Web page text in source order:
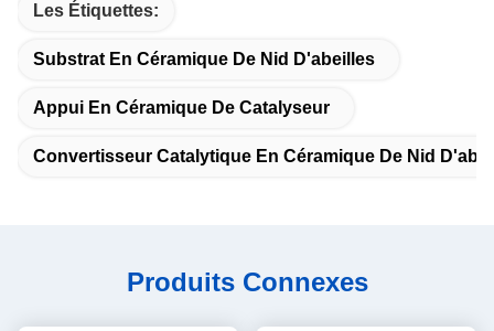
Les Étiquettes:
Substrat En Céramique De Nid D'abeilles
Appui En Céramique De Catalyseur
Convertisseur Catalytique En Céramique De Nid
Produits Connexes